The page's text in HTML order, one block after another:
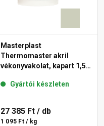
Masterplast
Thermomaster akril
vékonyvakolat, kapart 1,5
Gyártói készleten
27 385 Ft / db
1 095 Ft / kg